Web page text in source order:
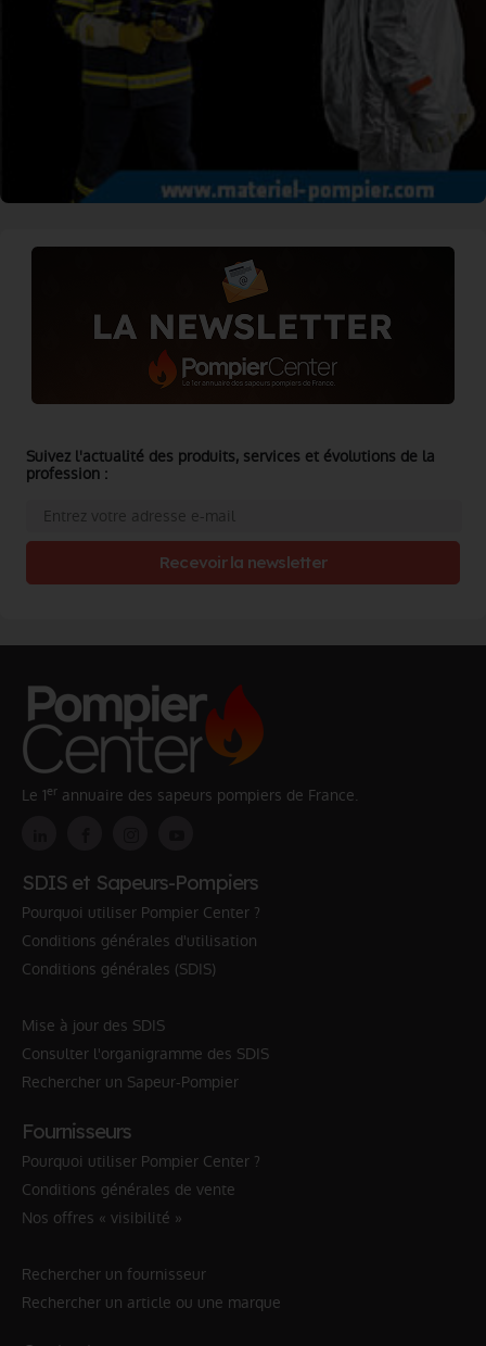
Suivez l'actualité des produits, services et évolutions de la
profession :
Recevoir la newsletter
Le 1er annuaire des sapeurs pompiers de France.
SDIS et Sapeurs-Pompiers
Pourquoi utiliser Pompier Center ?
Conditions générales d'utilisation
Conditions générales (SDIS)
Mise à jour des SDIS
Consulter l'organigramme des SDIS
Rechercher un Sapeur-Pompier
Fournisseurs
Pourquoi utiliser Pompier Center ?
Conditions générales de vente
Nos offres « visibilité »
Rechercher un fournisseur
Rechercher un article ou une marque